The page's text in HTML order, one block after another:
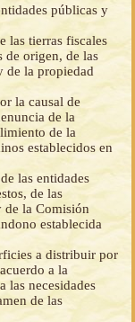
públicas y
las tierras fiscales
de origen, de las
de la propiedad
la causal de
de la
de la
establecidos en
las entidades
de las
de la Comisión
establecida
a distribuir por
a la
las necesidades
de las